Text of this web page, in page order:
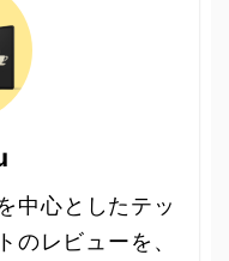
中心としたテッ
のレビューを、